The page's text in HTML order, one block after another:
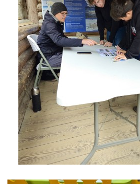
zszbraslav@zszbraslav.cz
© 2026 eStránky.cz